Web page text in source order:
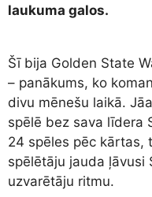
laukuma galos.
Šī bija Golden State
– panākums, ko
divu mēnešu laikā.
spēlē bez sava līdera
24 spēles pēc kārtas,
spēlētāju jauda ļāvusi
uzvarētāju ritmu.